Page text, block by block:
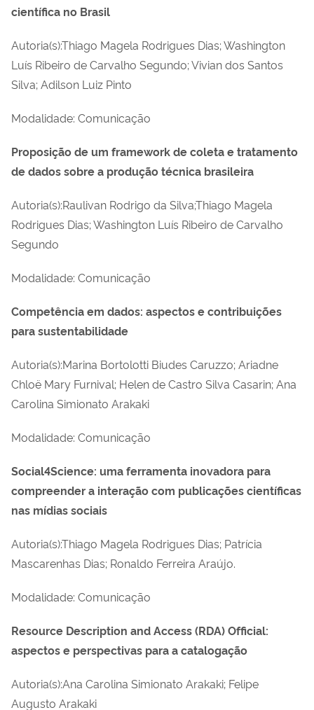
científica no Brasil
Autoria(s):Thiago Magela Rodrigues Dias; Washington
Luís Ribeiro de Carvalho Segundo; Vivian dos Santos
Silva; Adilson Luiz Pinto
Modalidade: Comunicação
Proposição de um framework de coleta e tratamento
de dados sobre a produção técnica brasileira
Autoria(s):Raulivan Rodrigo da Silva;Thiago Magela
Rodrigues Dias; Washington Luís Ribeiro de Carvalho
Segundo
Modalidade: Comunicação
Competência em dados: aspectos e contribuições
para sustentabilidade
Autoria(s):Marina Bortolotti Biudes Caruzzo; Ariadne
Chloë Mary Furnival; Helen de Castro Silva Casarin; Ana
Carolina Simionato Arakaki
Modalidade: Comunicação
Social4Science: uma ferramenta inovadora para
compreender a interação com publicações científicas
nas mídias sociais
Autoria(s):Thiago Magela Rodrigues Dias; Patrícia
Mascarenhas Dias; Ronaldo Ferreira Araújo.
Modalidade: Comunicação
Resource Description and Access (RDA) Official:
aspectos e perspectivas para a catalogação
Autoria(s):Ana Carolina Simionato Arakaki; Felipe
Augusto Arakaki